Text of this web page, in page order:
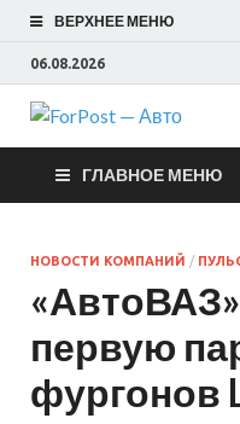
ВЕРХНЕЕ МЕНЮ
06.08.2026
ГЛАВНОЕ МЕНЮ
НОВОСТИ КОМПАНИЙ /
первую
фургонов